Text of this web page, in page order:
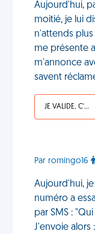
Aujourd'hui,
moitié, je lui
n'attends
me présente
m'annonce
savent
JE VALIDE, C'EST UNE VDM
Par romingo16
Aujourd'hui,
numéro a
par SMS :
J'envoie alors